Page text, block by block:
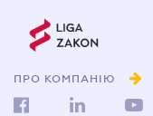
ПРО КОМПАНІЮ